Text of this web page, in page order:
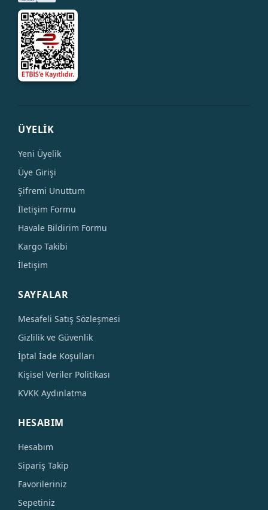
ÜYELİK
Yeni Üyelik
Üye Girişi
Şifremi Unuttum
İletişim Formu
Havale Bildirim Formu
Kargo Takibi
İletişim
SAYFALAR
Mesafeli Satış Sözleşmesi
Gizlilik ve Güvenlik
İptal İade Koşulları
Kişisel Veriler Politikası
KVKK Aydınlatma
HESABIM
Hesabım
Sipariş Takip
Favorileriniz
Sepetiniz